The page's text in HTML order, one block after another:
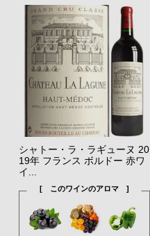
シャトー・ラ・ラギューヌ 20
19年 フランス ボルドー 赤ワ
イ...
[ このワインのアロマ ]